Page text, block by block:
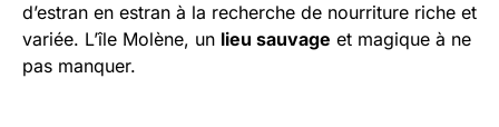
d’estran en estran à la recherche de nourriture riche et
variée. L’île Molène, un lieu sauvage et magique à ne
pas manquer.